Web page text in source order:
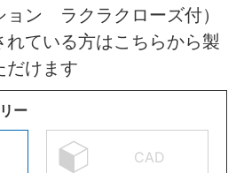
ン ラクラクローズ付）
れている方はこちらから製
だけます
ー
CAD